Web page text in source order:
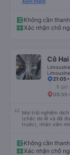
Không cần
Xác nhận chỗ
Cô Hai
21:05
8 giờ
05:35
Mọi trải nghiệm
(chắc do lễ và đã
trước), nhân viên
Không cần
Xác nhận chỗ